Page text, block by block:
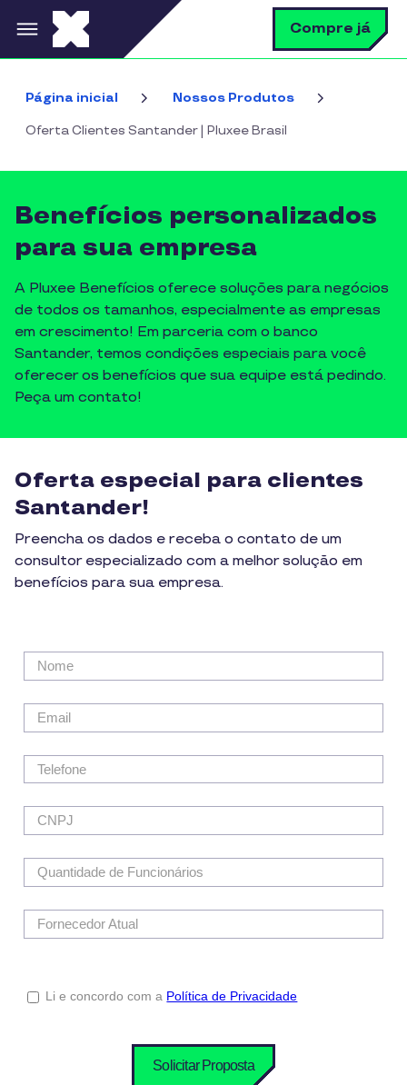
Pular para o conteúdo principal Compre já
Página inicial Nossos Produtos
Oferta Clientes Santander | Pluxee Brasil
Benefícios personalizados
para sua empresa
A Pluxee Benefícios oferece soluções para negócios
de todos os tamanhos, especialmente as empresas
em crescimento! Em parceria com o banco
Santander, temos condições especiais para você
oferecer os benefícios que sua equipe está pedindo.
Peça um contato!
Oferta especial para clientes
Santander!
Preencha os dados e receba o contato de um
consultor especializado com a melhor solução em
benefícios para sua empresa.